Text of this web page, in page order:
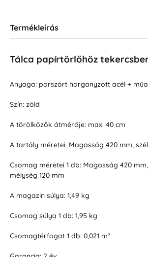
Termékleírás
Tálca papírtörlőhöz
Anyaga: porszórt horganyzott acél +
Szín: zöld
A törölközők átmérője: max. 40 cm
A tartály méretei: Magasság 420 mm,
Csomag méretei 1 db: Magasság 420
mélység 120 mm
A magazin súlya: 1,49 kg
Csomag súlya 1 db: 1,95 kg
Csomagtérfogat 1 db: 0,021 m³